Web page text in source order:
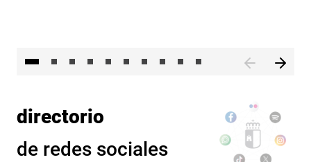
directorio
de redes sociales